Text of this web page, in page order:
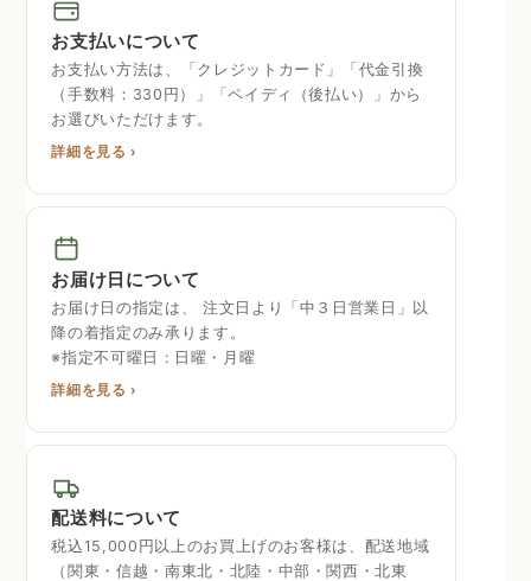
お支払いについて
お支払い方法は、「クレジットカード」「代金引換
（手数料：330円）」「ペイディ（後払い）」から
お選びいただけます。
詳細を見る ›
お届け日について
お届け日の指定は、 注文日より「中３日営業日」以
降の着指定のみ承ります。
※指定不可曜日 : 日曜・月曜
詳細を見る ›
配送料について
税込15,000円以上のお買上げのお客様は、配送地域
（関東・信越・南東北・北陸・中部・関西・北東